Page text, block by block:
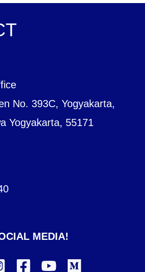
No. 393C, Yogyakarta,
Yogyakarta, 55171
MEDIA!